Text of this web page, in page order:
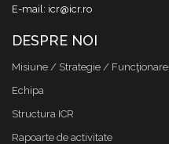
E-mail: icr@icr.ro
DESPRE NOI
Misiune / Strategie / Funcţionare
Echipa
Structura ICR
Rapoarte de activitate